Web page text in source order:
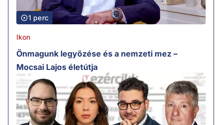
1 perc
Ikon
Önmagunk legyőzése és a nemzeti mez –
Mocsai Lajos életútja